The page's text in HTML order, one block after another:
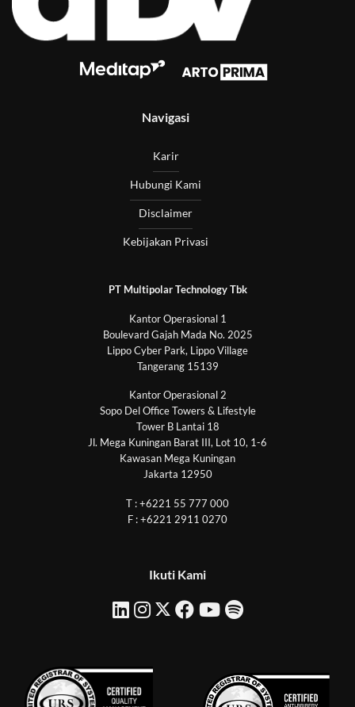
Navigasi
Karir
Hubungi Kami
Disclaimer
Kebijakan Privasi
PT Multipolar Technology Tbk
Kantor Operasional 1
Boulevard Gajah Mada No. 2025
Lippo Cyber Park, Lippo Village
Tangerang 15139
Kantor Operasional 2
Sopo Del Office Towers & Lifestyle
Tower B Lantai 18
Jl. Mega Kuningan Barat III, Lot 10, 1-6
Kawasan Mega Kuningan
Jakarta 12950
T : +6221 55 777 000
F : +6221 2911 0270
Ikuti Kami